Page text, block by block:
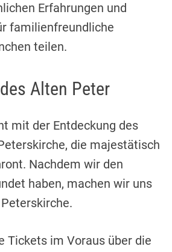
Erfahrungen und
familienfreundliche
teilen.
Alten Peter
mit der Entdeckung des
die majestätisch
Nachdem wir den
haben, machen wir uns
Tickets im Voraus über die